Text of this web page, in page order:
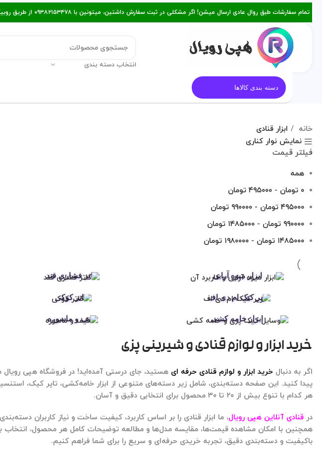
تمام سفارشات طبق روال عادی ارسال میشن! اگر مشکلی در ثبت سفارش داشتین، میتونین با ۰۹۳۸۲۱۵۳۴۷۸ از طریق روبیکا یا تماس در ارتباط باشید.
انتخاب دسته بندی
دسته بندی کالاها
خانه
ابزار قنادی
نمایش نوار کناری
فیلتر قیمت
همه
۰ تومان - ۴۹۵۰۰۰ تومان
۴۹۵۰۰۰ تومان - ۹۹۰۰۰۰ تومان
۹۹۰۰۰۰ تومان - ۱۴۸۵۰۰۰ تومان
۱۴۸۵۰۰۰ تومان - ۱۹۸۰۰۰۰ تومان
ابزار میوه آرایی کاتر فشاری قند
زیر کیک ام دی اف کاتر کوکی
ابزار خامه کشی قیف و ماسوره
خرید ابزار و لوازم قنادی و شیرینی پزی
اگر به دنبال خرید ابزار و لوازم قنادی حرفه ای هستید، جای درستی آمده‌اید! در فروشگاه هپی رویال
پیدا کنید. این صفحه دسته‌بندی، شامل زیر دسته‌های متنوعی از ابزار خامه‌کشی، تاپر کیک،
هر کدام با تنوع بیش از ۲۰ تا ۳۰ محصول برای انتخابی دقیق و آسان.
در قنادی آنلاین هپی رویال، ما ابزار قنادی را بر اساس کاربرد، کیفیت ساخت و نیاز کاربران
همچنین با امکان مشاهده قیمت‌ها، مقایسه مدل‌ها و مطالعه توضیحات کامل هر محصول، انتخاب
باکیفیت و دسته‌بندی دقیق، تجربه خریدی حرفه‌ای و سریع را برای شما فراهم کنیم.